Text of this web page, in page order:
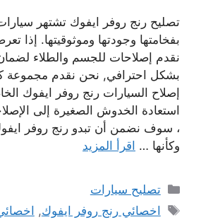
تصليح رنج روفر ايفوك تشتهر
بفخامتها وجودتها وموثوقيتها. إذا
نقدم إصلاحات للجسم والطلاء
بشكل احترافي, نحن نقدم مجموعة
إصلاح السيارات رنج روفر ايفوك
استعادة الخدوش الصغيرة إلى
، سوف نضمن أن تبدو رنج روفر
وكأنها … اقرأ المزيد
التصنيفات
تصليح سيارات
الوسوم
اخصائي رنج روفر ايفوك,